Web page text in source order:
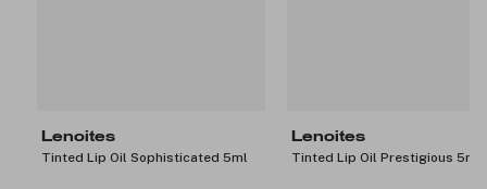
Lenoites
Tinted Lip Oil Sophisticated 5ml
Lenoites
Tinted Lip Oil Prestigious 5ml